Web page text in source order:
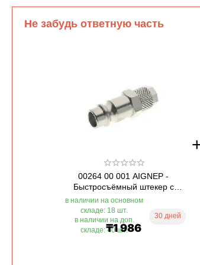
Не забудь ответную часть
00264 00 001 AIGNEP -
Быстросъёмный штекер с
накидной гайкой 6/...
в наличии на основном
складе: 18 шт.
в наличии на доп.
складе: 40 шт.
30 дней
₸1 986